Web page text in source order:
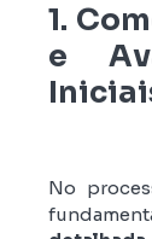
1.
e
No